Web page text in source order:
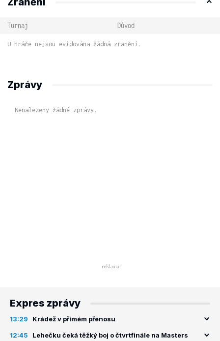
Turnaj Důvod
U hráče nejsou evidována žádná zranění.
Zprávy
Nenalezeny žádné zprávy.
Expres zprávy
13:29 Krádež v přímém přenosu
12:45 Lehečku čeká těžký boj o čtvrtfinále na Masters